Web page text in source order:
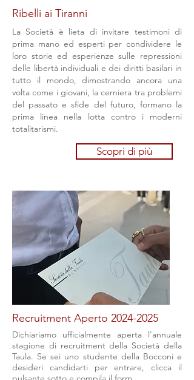
Ribelli ai Tiranni
La Società è lieta di invitare testimoni di
prima mano ed esperti per condividere le
loro storie ed esperienze sulle repressioni
delle libertà individuali e dei diritti basilari in
tutto il mondo, dimostrando ancora una
volta come i giovani, la cerniera tra problemi
del passato e sfide del futuro, formano la
prima linea nella lotta contro i moderni
totalitarismi.
Scopri di più
Recruitment Aperto 2024-2025
Dichiariamo ufficialmente aperta l'annuale
stagione di recruitment della Società della
Taula. Se sei uno studente della Bocconi e
desideri candidarti per entrare, clicca il